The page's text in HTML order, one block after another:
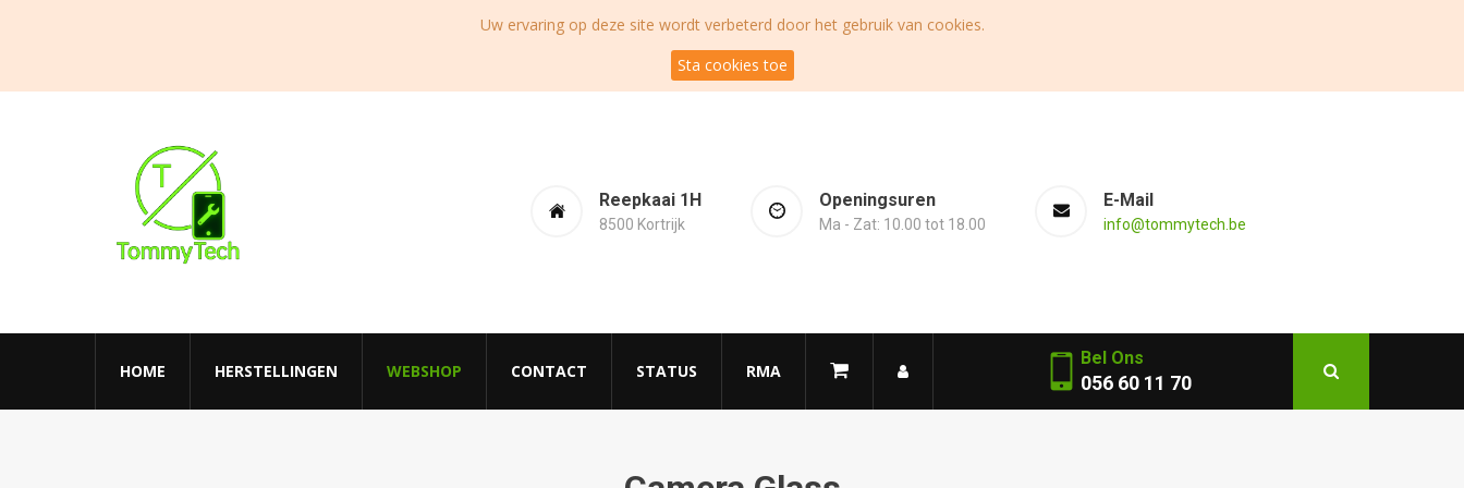
Uw ervaring op deze site wordt verbeterd door het gebruik van cookies.
Sta cookies toe
Reepkaai 1H
8500 Kortrijk
Openingsuren
Ma - Zat: 10.00 tot 18.00
E-Mail
info@tommytech.be
HOME HERSTELLINGEN WEBSHOP CONTACT STATUS RMA
Bel Ons
056 60 11 70